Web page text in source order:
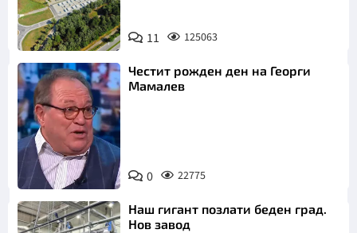
11 125063
Снимка: БНТ
Честит рожден ден на Георги
Мамалев
0 22775
Наш гигант позлати беден град.
Нов завод